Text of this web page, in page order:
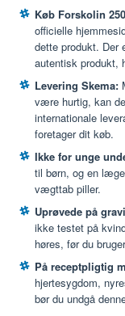
Køb Forskolin
officielle
dette produkt. Der
autentisk produkt,
Levering Skema:
være hurtig, kan
internationale
foretager dit køb.
Ikke for unge
til børn, og en
vægttab piller.
Uprøvede på
ikke testet på
høres, før du
På receptpligtig
hjertesygdom,
bør du undgå